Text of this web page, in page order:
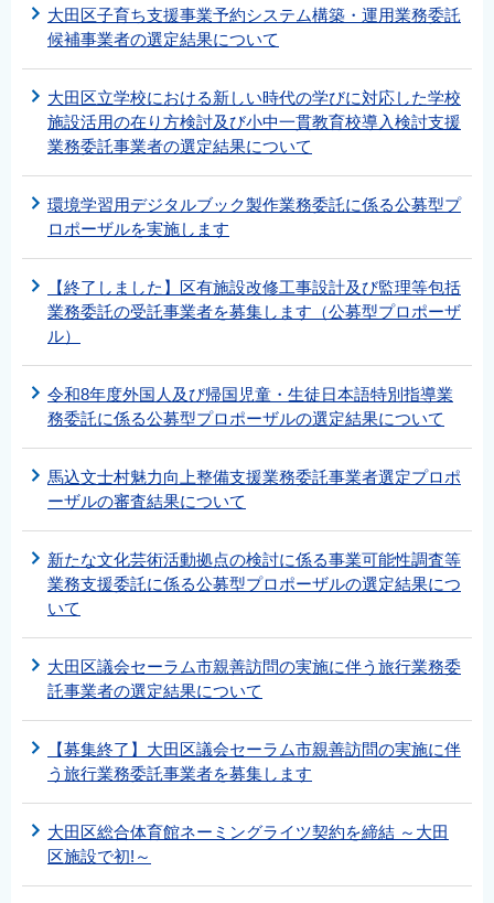
大田区子育ち支援事業予約システム構築・運用業務委託
候補事業者の選定結果について
大田区立学校における新しい時代の学びに対応した学校
施設活用の在り方検討及び小中一貫教育校導入検討支援
業務委託事業者の選定結果について
環境学習用デジタルブック製作業務委託に係る公募型プ
ロポーザルを実施します
【終了しました】区有施設改修工事設計及び監理等包括
業務委託の受託事業者を募集します（公募型プロポーザ
ル）
令和8年度外国人及び帰国児童・生徒日本語特別指導業
務委託に係る公募型プロポーザルの選定結果について
馬込文士村魅力向上整備支援業務委託事業者選定プロポ
ーザルの審査結果について
新たな文化芸術活動拠点の検討に係る事業可能性調査等
業務支援委託に係る公募型プロポーザルの選定結果につ
いて
大田区議会セーラム市親善訪問の実施に伴う旅行業務委
託事業者の選定結果について
【募集終了】大田区議会セーラム市親善訪問の実施に伴
う旅行業務委託事業者を募集します
大田区総合体育館ネーミングライツ契約を締結 ～大田
区施設で初!～